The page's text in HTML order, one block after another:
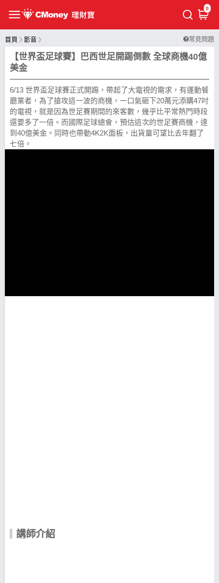
0
首頁 影音 常見問題
【世界盃足球賽】巴西世足開踢倒數 全球商機40億
美金
6/13 世界盃足球賽正式開踢，帶起了大電視的需求，有運動餐
廳業者，為了搶攻­這一波的商機，一口氣砸下20萬元添購47吋
的電視，就是因為世足賽期間的來客數，幾­乎比平常熱門時段
還要多了一倍。而國際足球總會，預估這次的世足賽商機，達
到40億美­金。同時也帶動4K2K面板，出貨量可望比去年翻了
七倍。
講師介紹